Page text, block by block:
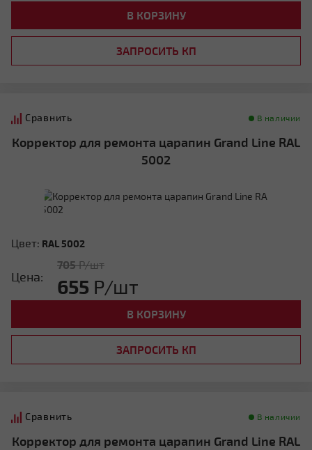
В КОРЗИНУ
ЗАПРОСИТЬ КП
Сравнить В наличии
Корректор для ремонта царапин Grand Line RAL
5002
Цвет: RAL 5002
Цена:
705Р/шт
655 Р/шт
В КОРЗИНУ
ЗАПРОСИТЬ КП
Сравнить В наличии
Корректор для ремонта царапин Grand Line RAL